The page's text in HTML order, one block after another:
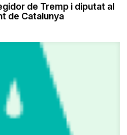
de Tremp i diputat al
de Catalunya